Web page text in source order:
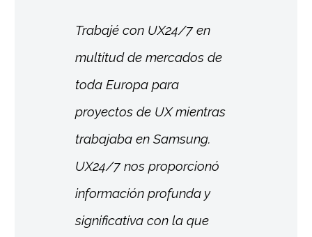
Trabajé con UX24/7 en
multitud de mercados de
toda Europa para
proyectos de UX mientras
trabajaba en Samsung.
UX24/7 nos proporcionó
información profunda y
significativa con la que